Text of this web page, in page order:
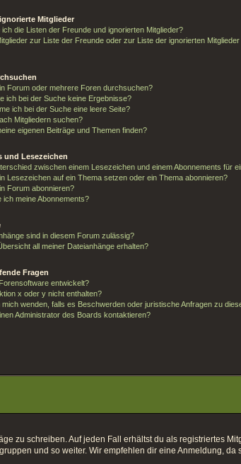
Mitglieder
ich die Listen der Freunde und ignorierten Mitglieder?
zur Liste der Freunde oder zur Liste der ignorierten
Forum oder mehrere Foren durchsuchen?
ich bei der Suche keine Ergebnisse?
ich bei der Suche eine leere Seite?
Mitgliedern suchen?
eigenen Beiträge und Themen finden?
und Lesezeichen
zwischen einem Lesezeichen und einem Abonnements für
Lesezeichen auf ein Thema setzen oder ein Thema abonnieren?
Forum abonnieren?
ich meine Abonnements?
sind in diesem Forum zulässig?
all meiner Dateianhänge erhalten?
Fragen
entwickelt?
x oder y nicht enthalten?
mich wenden, falls es Beschwerden oder juristische Anfragen zu
Administrator des Boards kontaktieren?
zu schreiben. Auf jeden Fall erhältst du als registriertes
und so weiter. Wir empfehlen dir eine Anmeldung,